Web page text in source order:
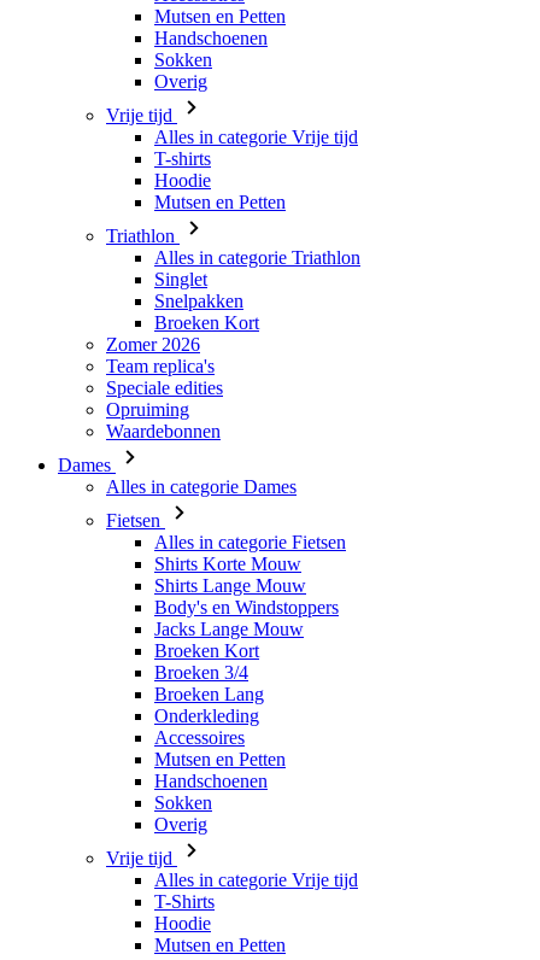
Vrije tijd
Alles in categorie Vrije tijd
T-shirts
Hoodie
Mutsen en Petten
Triathlon
Alles in categorie Triathlon
Singlet
Snelpakken
Broeken Kort
Zomer 2026
Team replica's
Speciale edities
Opruiming
Waardebonnen
Dames
Alles in categorie Dames
Fietsen
Alles in categorie Fietsen
Shirts Lange Mouw
Body's en Windstoppers
Jacks Lange Mouw
Broeken Kort
Broeken 3/4
Broeken Lang
Onderkleding
Accessoires
Mutsen en Petten
Handschoenen
Sokken
Overig
Vrije tijd
Alles in categorie Vrije tijd
T-Shirts
Hoodie
Mutsen en Petten
Triathlon
Alles in categorie Triathlon
Singlet
Snelpakken